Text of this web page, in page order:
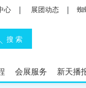
心 | 展团动态 | 蜘
会展服务 新天播